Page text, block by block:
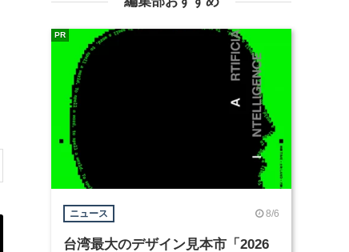
ニュース 8/6
台湾最大のデザイン見本市「2026
PR